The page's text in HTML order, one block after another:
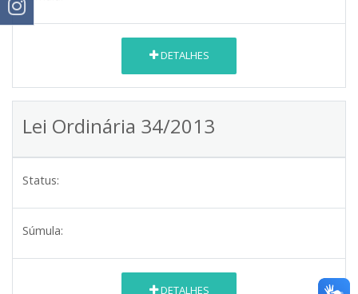
DETALHES
Lei Ordinária 34/2013
Status:
Súmula:
DETALHES